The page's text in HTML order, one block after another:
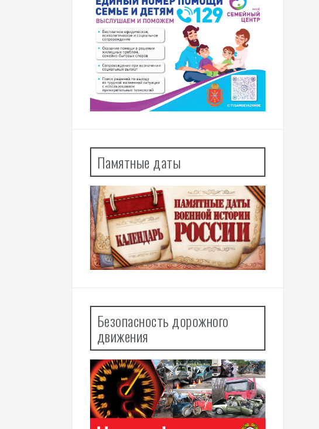
Памятные даты
Безопасность дорожного
движения